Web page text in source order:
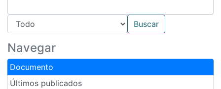
Navegar
Documento
Últimos publicados